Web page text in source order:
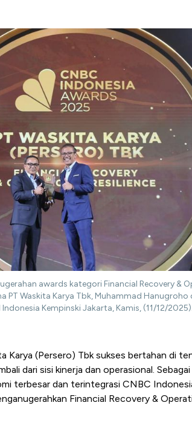
awards kategori Financial Recovery &
PT Waskita Karya Tbk, Muhammad Hanugroho
Kempinski Jakarta, Kamis, (11/12/
Karya (Persero) Tbk sukses bertahan di
dari sisi kinerja dan operasional.
terbesar dan terintegrasi CNBC
Financial Recovery &